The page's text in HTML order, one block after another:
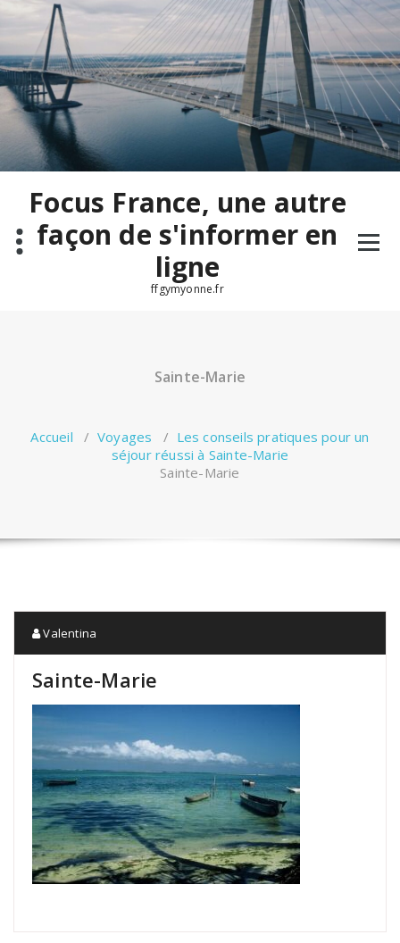
contenu
Focus France, une autre
façon de s'informer en
ligne
ffgymyonne.fr
Sainte-Marie
Accueil / Voyages / Les conseils pratiques pour un
séjour réussi à Sainte-Marie
Sainte-Marie
Valentina
Sainte-Marie